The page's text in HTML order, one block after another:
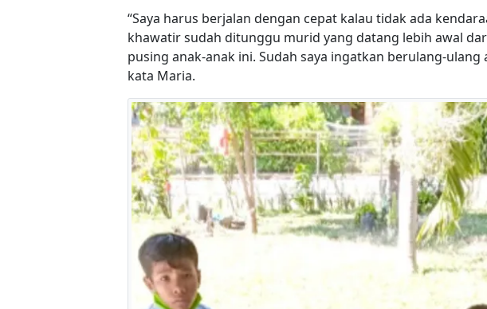
“Saya harus berjalan dengan cepat kalau tidak ada
khawatir sudah ditunggu murid yang datang lebih awal
pusing anak-anak ini. Sudah saya ingatkan berulang-ulang
kata Maria.